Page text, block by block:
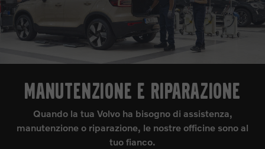
MANUTENZIONE E RIPARAZIONE
Quando la tua Volvo ha bisogno di assistenza,
manutenzione o riparazione, le nostre officine sono al
tuo fianco.